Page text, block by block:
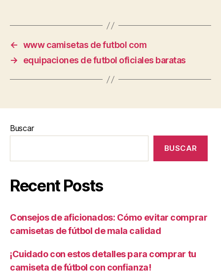
← www camisetas de futbol com
→
equipaciones de futbol oficiales baratas
Buscar
BUSCAR
Recent Posts
Consejos de aficionados: Cómo evitar comprar
camisetas de fútbol de mala calidad
¡Cuidado con estos detalles para comprar tu
camiseta de fútbol con confianza!